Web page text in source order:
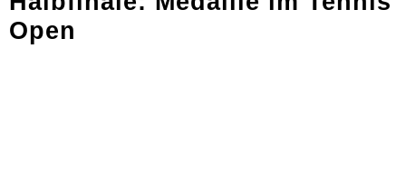
Open